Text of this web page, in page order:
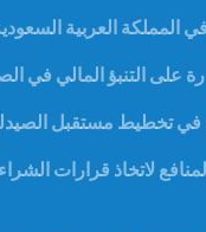
المملكة العربية
على التنبؤ المالي في
في تخطيط مستقبل
لاتخاذ قرارات